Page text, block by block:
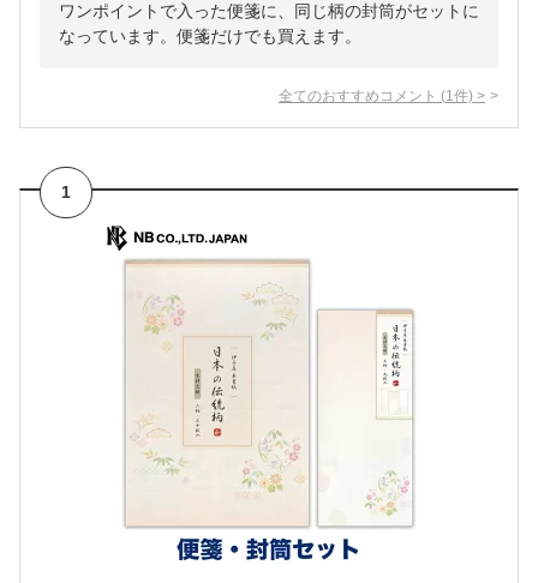
ワンポイントで入った便箋に、同じ柄の封筒がセットに
なっています。便箋だけでも買えます。
全てのおすすめコメント (1 件) >
1